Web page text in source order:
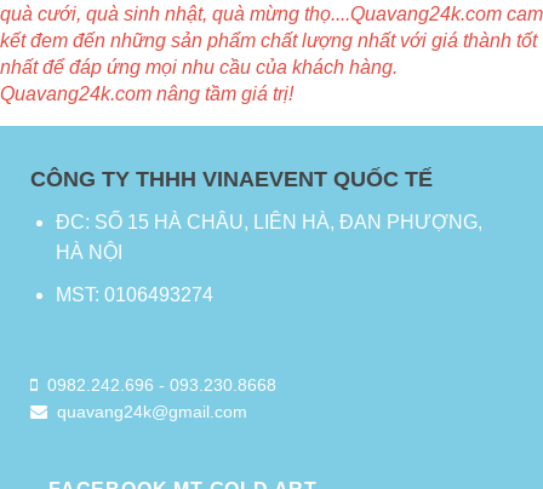
quà cưới, quà sinh nhật, quà mừng thọ....Quavang24k.com cam
kết đem đến những sản phẩm chất lượng nhất với giá thành tốt
nhất để đáp ứng mọi nhu cầu của khách hàng.
Quavang24k.com nâng tầm giá trị!
CÔNG TY THHH VINAEVENT QUỐC TẾ
ĐC: SỐ 15 HÀ CHÂU, LIÊN HÀ, ĐAN PHƯỢNG,
HÀ NỘI
MST: 0106493274
0982.242.696 - 093.230.8668
quavang24k@gmail.com